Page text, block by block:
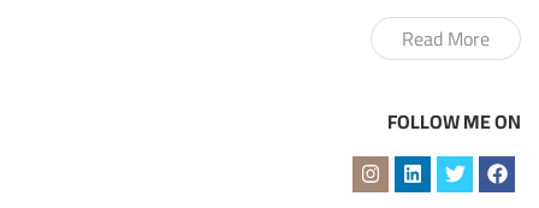
Read More
FOLLOW ME ON